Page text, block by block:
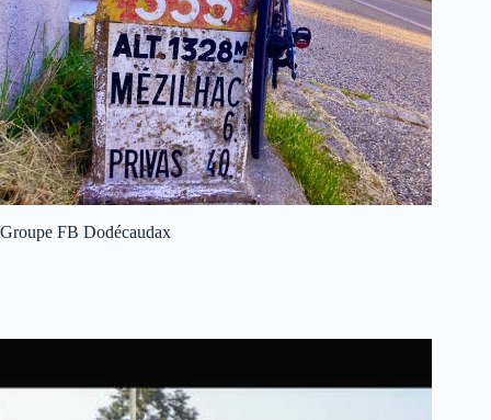
Groupe FB Dodécaudax